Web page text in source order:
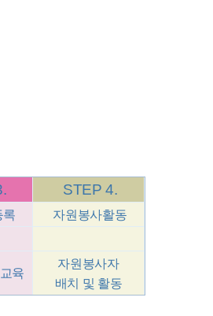
STEP 4.
록 자원봉사활동
육
자원봉사자
배치 및 활동